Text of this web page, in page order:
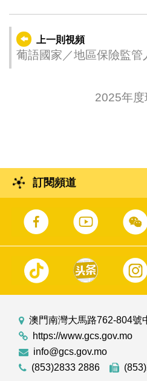
上一則視頻
葡語國家／地區保險監管
2025年
訂閱頻道
澳門南灣大馬路762-804號
https://www.gcs.gov.mo
info@gcs.gov.mo
(853)2833 2886